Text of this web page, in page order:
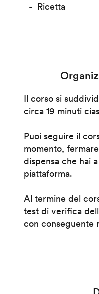
Ricetta
Il corso si
circa 19 minuti
Puoi seguire il
momento,
dispensa che hai
piattaforma.
Al termine del
test di verifica
con conseguente